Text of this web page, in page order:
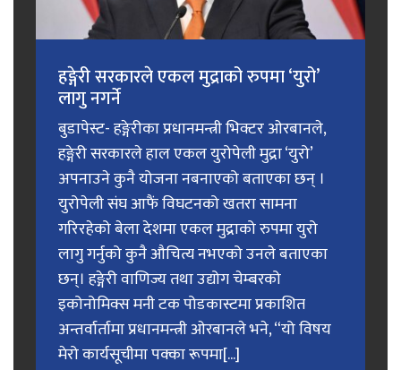
हङ्गेरी सरकारले एकल मुद्राको रुपमा ‘युरो’
लागु नगर्ने
बुडापेस्ट- हङ्गेरीका प्रधानमन्त्री भिक्टर ओरबानले,
हङ्गेरी सरकारले हाल एकल युरोपेली मुद्रा ‘युरो’
अपनाउने कुनै योजना नबनाएको बताएका छन् ।
युरोपेली संघ आफैं विघटनको खतरा सामना
गरिरहेको बेला देशमा एकल मुद्राको रुपमा युरो
लागु गर्नुको कुनै औचित्य नभएको उनले बताएका
छन्। हङ्गेरी वाणिज्य तथा उद्योग चेम्बरको
इकोनोमिक्स मनी टक पोडकास्टमा प्रकाशित
अन्तर्वार्तामा प्रधानमन्त्री ओरबानले भने, “यो विषय
मेरो कार्यसूचीमा पक्का रूपमा[...]